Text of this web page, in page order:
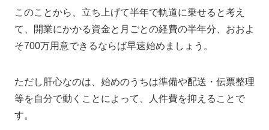
このことから、立ち上げて半年で軌道に乗せると考え
て、開業にかかる資金と月ごとの経費の半年分、おおよ
そ700万用意できるならば早速始めましょう。
ただし肝心なのは、始めのうちは準備や配送・伝票整理
等を自分で動くことによって、人件費を抑えることで
す。